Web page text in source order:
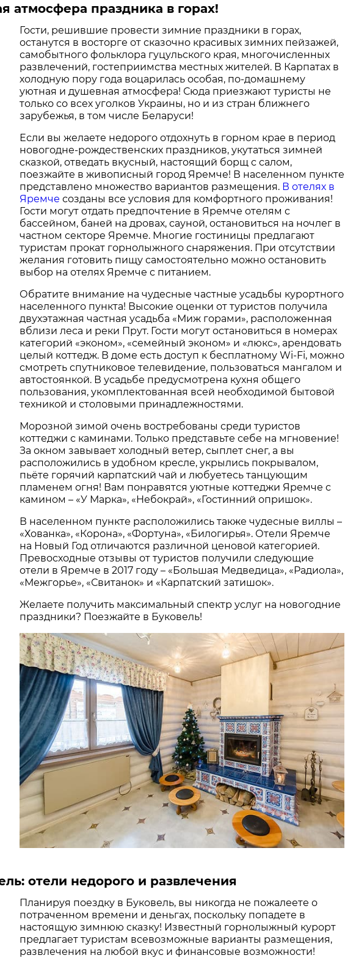
атмосфера праздника в горах!
Гости, решившие провести зимние праздники в горах,
останутся в восторге от сказочно красивых зимних пейзажей,
самобытного фольклора гуцульского края, многочисленных
развлечений, гостеприимства местных жителей. В Карпатах в
холодную пору года воцарилась особая, по-домашнему
уютная и душевная атмосфера! Сюда приезжают туристы не
только со всех уголков Украины, но и из стран ближнего
зарубежья, в том числе Беларуси!
Если вы желаете недорого отдохнуть в горном крае в период
новогодне-рождественских праздников, укутаться зимней
сказкой, отведать вкусный, настоящий борщ с салом,
поезжайте в живописный город Яремче! В населенном пункте
представлено множество вариантов размещения. В отелях в
Яремче созданы все условия для комфортного проживания!
Гости могут отдать предпочтение в Яремче отелям с
бассейном, баней на дровах, сауной, остановиться на ночлег в
частном секторе Яремче. Многие гостиницы предлагают
туристам прокат горнолыжного снаряжения. При отсутствии
желания готовить пищу самостоятельно можно остановить
выбор на отелях Яремче с питанием.
Обратите внимание на чудесные частные усадьбы курортного
населенного пункта! Высокие оценки от туристов получила
двухэтажная частная усадьба «Миж горами», расположенная
вблизи леса и реки Прут. Гости могут остановиться в номерах
категорий «эконом», «семейный эконом» и «люкс», арендовать
целый коттедж. В доме есть доступ к бесплатному Wi-Fi, можно
смотреть спутниковое телевидение, пользоваться мангалом и
автостоянкой. В усадьбе предусмотрена кухня общего
пользования, укомплектованная всей необходимой бытовой
техникой и столовыми принадлежностями.
Морозной зимой очень востребованы среди туристов
коттеджи с каминами. Только представьте себе на мгновение!
За окном завывает холодный ветер, сыплет снег, а вы
расположились в удобном кресле, укрылись покрывалом,
пьёте горячий карпатский чай и любуетесь танцующим
пламенем огня! Вам понравятся уютные коттеджи Яремче с
камином – «У Марка», «Небокрай», «Гостинний опришок».
В населенном пункте расположились также чудесные виллы –
«Хованка», «Корона», «Фортуна», «Билогирья». Отели Яремче
на Новый Год отличаются различной ценовой категорией.
Превосходные отзывы от туристов получили следующие
отели в Яремче в 2017 году – «Большая Медведица», «Радиола»,
«Межгорье», «Свитанок» и «Карпатский затишок».
Желаете получить максимальный спектр услуг на новогодние
праздники? Поезжайте в Буковель!
отели недорого и развлечения
Планируя поездку в Буковель, вы никогда не пожалеете о
потраченном времени и деньгах, поскольку попадете в
настоящую зимнюю сказку! Известный горнолыжный курорт
предлагает туристам всевозможные варианты размещения,
развлечения на любой вкус и финансовые возможности!